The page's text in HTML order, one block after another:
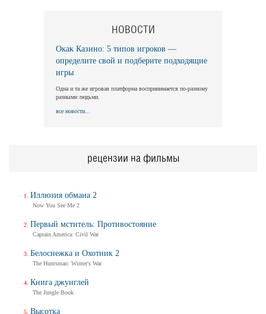
НОВОСТИ
Окак Казино: 5 типов игроков —
определите свой и подберите подходящие
игры
Одна и та же игровая платформа воспринимается по-разному
разными людьми.
все новости...
рецензии на фильмы
Иллюзия обмана 2
Now You See Me 2
Первый мститель: Противостояние
Captain America: Civil War
Белоснежка и Охотник 2
The Huntsman: Winter's War
Книга джунглей
The Jungle Book
Высотка